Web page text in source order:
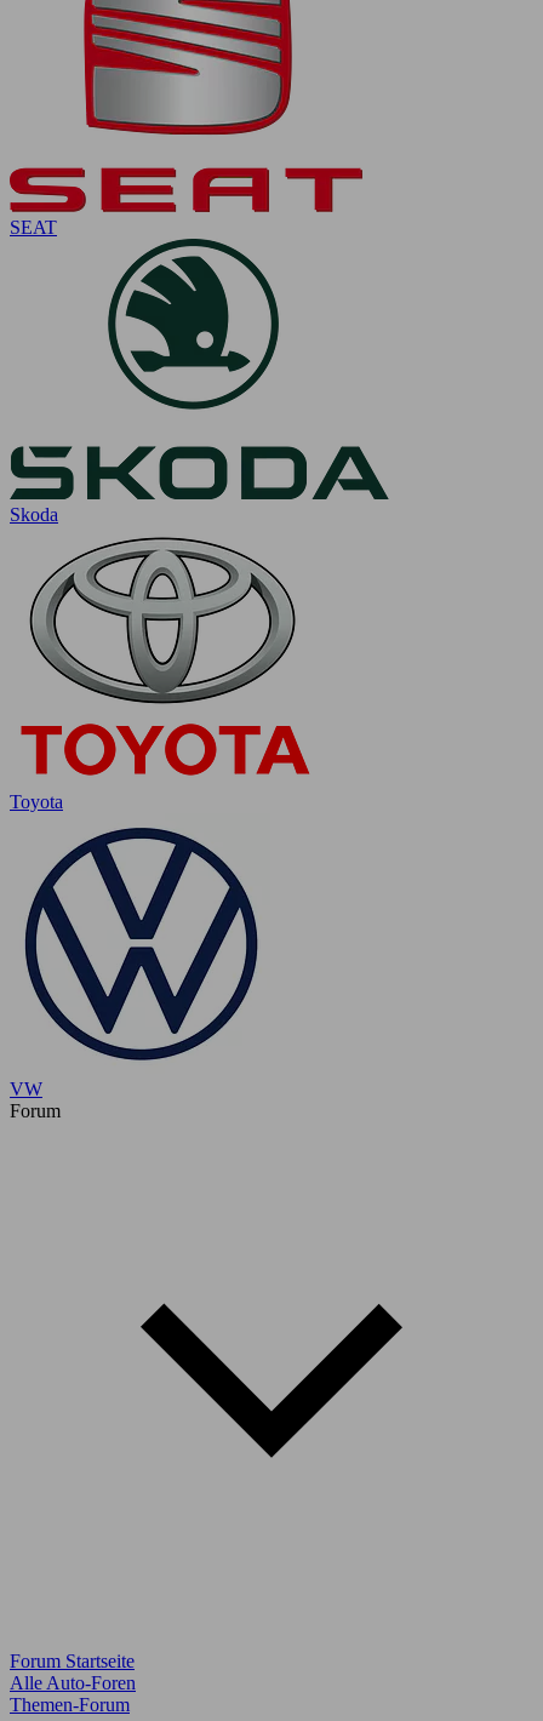
SEAT
Skoda
Toyota
VW
Forum
Forum Startseite
Alle Auto-Foren
Themen-Forum